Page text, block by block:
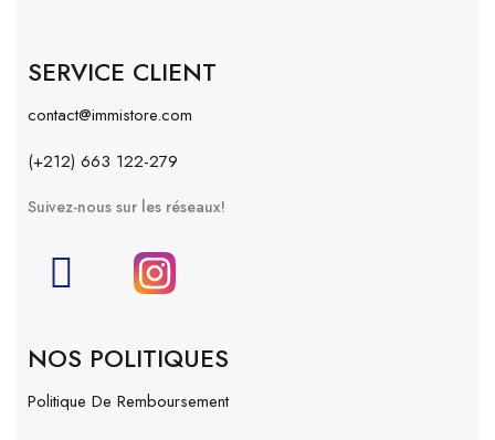
SERVICE CLIENT
contact@immistore.com
(+212) 663 122-279
Suivez-nous sur les réseaux!
NOS POLITIQUES
Politique De Remboursement